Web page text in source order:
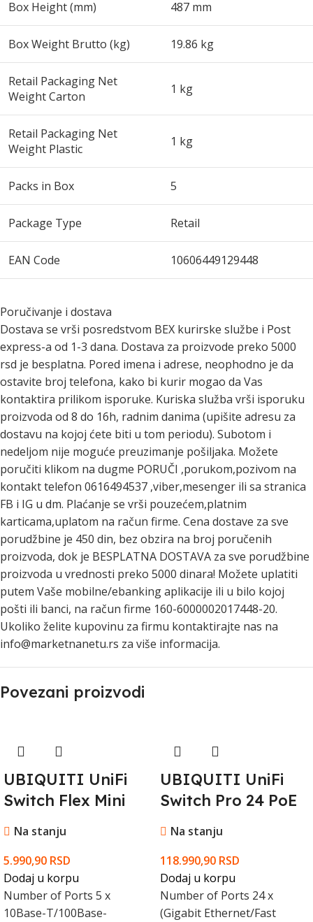
Box Height (mm) 487 mm
Box Weight Brutto (kg) 19.86 kg
Retail Packaging Net
Weight Carton
1 kg
Retail Packaging Net
Weight Plastic
1 kg
Packs in Box 5
Package Type Retail
EAN Code 10606449129448
Poručivanje i dostava
Dostava se vrši posredstvom BEX kurirske službe i Post
express-a od 1-3 dana. Dostava za proizvode preko 5000
rsd je besplatna. Pored imena i adrese, neophodno je da
ostavite broj telefona, kako bi kurir mogao da Vas
kontaktira prilikom isporuke. Kuriska služba vrši isporuku
proizvoda od 8 do 16h, radnim danima (upišite adresu za
dostavu na kojoj ćete biti u tom periodu). Subotom i
nedeljom nije moguće preuzimanje pošiljaka. Možete
poručiti klikom na dugme PORUČI ,porukom,pozivom na
kontakt telefon 0616494537 ,viber,mesenger ili sa stranica
FB i IG u dm. Plaćanje se vrši pouzećem,platnim
karticama,uplatom na račun firme. Cena dostave za sve
porudžbine je 450 din, bez obzira na broj poručenih
proizvoda, dok je BESPLATNA DOSTAVA za sve porudžbine
proizvoda u vrednosti preko 5000 dinara! Možete uplatiti
putem Vaše mobilne/ebanking aplikacije ili u bilo kojoj
pošti ili banci, na račun firme 160-6000002017448-20.
Ukoliko želite kupovinu za firmu kontaktirajte nas na
info@marketnanetu.rs za više informacija.
Povezani proizvodi
UBIQUITI UniFi
Switch Flex Mini
Na stanju
5.990,90 RSD
Dodaj u korpu
Number of Ports 5 x
10Base-T/100Base-
UBIQUITI UniFi
Switch Pro 24 PoE
Na stanju
118.990,90 RSD
Dodaj u korpu
Number of Ports 24 x
(Gigabit Ethernet/Fast